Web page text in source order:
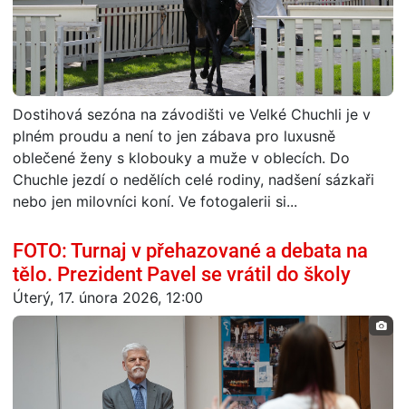
Dostihová sezóna na závodišti ve Velké Chuchli je v
plném proudu a není to jen zábava pro luxusně
oblečené ženy s klobouky a muže v oblecích. Do
Chuchle jezdí o nedělích celé rodiny, nadšení sázkaři
nebo jen milovníci koní. Ve fotogalerii si...
FOTO: Turnaj v přehazované a debata na
tělo. Prezident Pavel se vrátil do školy
Úterý, 17. února 2026, 12:00